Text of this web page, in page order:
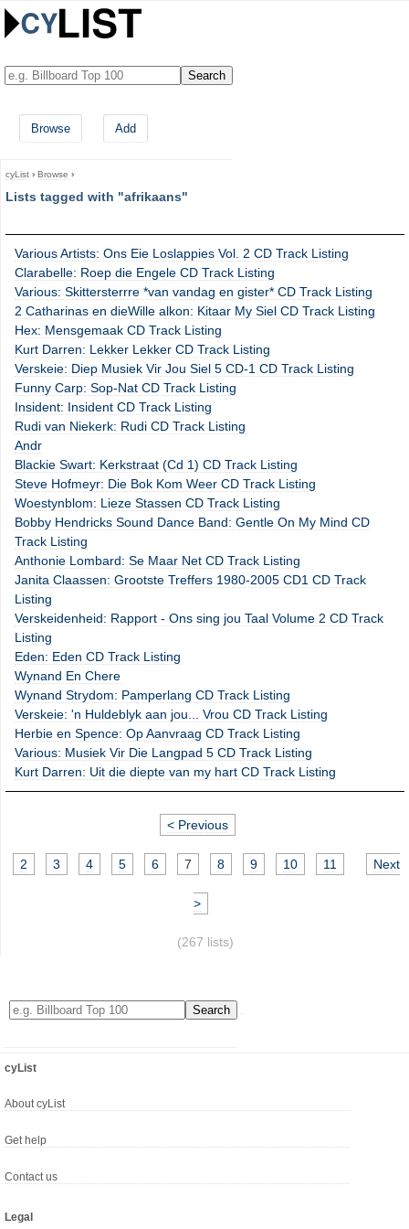
Browse Add
cyList › Browse ›
Lists tagged with "afrikaans"
Various Artists: Ons Eie Loslappies Vol. 2 CD Track Listing
Clarabelle: Roep die Engele CD Track Listing
Various: Skittersterrre *van vandag en gister* CD Track Listing
2 Catharinas en dieWille alkon: Kitaar My Siel CD Track Listing
Hex: Mensgemaak CD Track Listing
Kurt Darren: Lekker Lekker CD Track Listing
Verskeie: Diep Musiek Vir Jou Siel 5 CD-1 CD Track Listing
Funny Carp: Sop-Nat CD Track Listing
Insident: Insident CD Track Listing
Rudi van Niekerk: Rudi CD Track Listing
Andr
Blackie Swart: Kerkstraat (Cd 1) CD Track Listing
Steve Hofmeyr: Die Bok Kom Weer CD Track Listing
Woestynblom: Lieze Stassen CD Track Listing
Bobby Hendricks Sound Dance Band: Gentle On My Mind CD
Track Listing
Anthonie Lombard: Se Maar Net CD Track Listing
Janita Claassen: Grootste Treffers 1980-2005 CD1 CD Track
Listing
Verskeidenheid: Rapport - Ons sing jou Taal Volume 2 CD Track
Listing
Eden: Eden CD Track Listing
Wynand En Chere
Wynand Strydom: Pamperlang CD Track Listing
Verskeie: 'n Huldeblyk aan jou... Vrou CD Track Listing
Herbie en Spence: Op Aanvraag CD Track Listing
Various: Musiek Vir Die Langpad 5 CD Track Listing
Kurt Darren: Uit die diepte van my hart CD Track Listing
< Previous
2 3 4 5 6 7 8 9 10 11 Next
>
(267 lists)
cyList
About cyList
Get help
Contact us
Legal